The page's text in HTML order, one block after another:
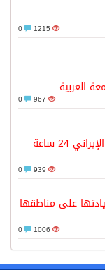
1215
العربية
967
السعودية تمهل الملحق العسكري الإيراني 24 ساعة
939
على مناطقها
1006